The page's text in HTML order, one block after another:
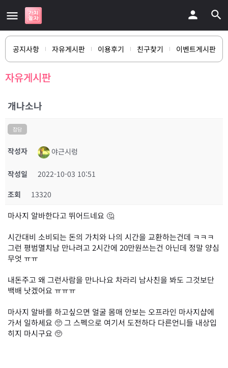
공지사항 자유게시판 이용후기 친구찾기 이벤트게시판
자유게시판
개나소나
잡담
작성자 야근시렁
작성일
2022-10-03 10:51
조회
13320
마사지 알바한다고 뛰어드네요 🤔
시간대비 소비되는 돈의 가치와 나의 시간을 교환하는건데 ㅋㅋㅋ
그런 평범멸치남 만나려고 2시간에 20만원쓰는건 아닌데 정말 양심
무엇 ㅠㅠ
내돈주고 왜 그런사람을 만나나요 차라리 남사친을 봐도 그것보단
백배 낫겠어요 ㅠㅠㅠ
마사지 알바를 하고싶으면 얼굴 몸매 안보는 오프라인 마사지샵에
가서 일하세요 🥺 그 스펙으로 여기서 도전하다 다른언니들 내상입
히지 마시구요 🥺